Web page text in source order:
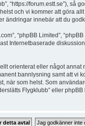
“https://forum.estt.se”),
och vi kommer att göra
ändringar innebär att du
“phpBB Limited”,
Internetbaserade
orienterat eller något
bannlysning samt att vi
när som helst. Som
Flygklubb” eller